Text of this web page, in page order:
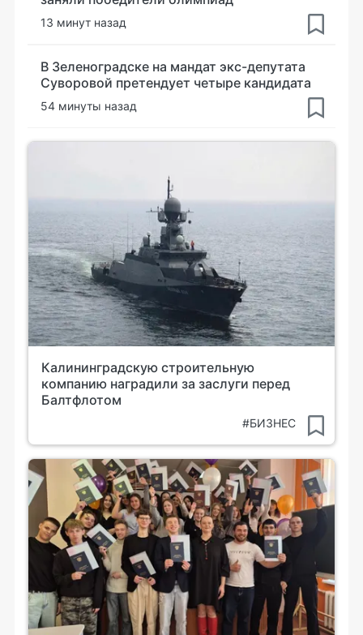
13 минут назад
В Зеленоградске на мандат экс-депутата
Суворовой претендует четыре кандидата
54 минуты назад
Калининградскую строительную
компанию наградили за заслуги перед
Балтфлотом
#БИЗНЕС